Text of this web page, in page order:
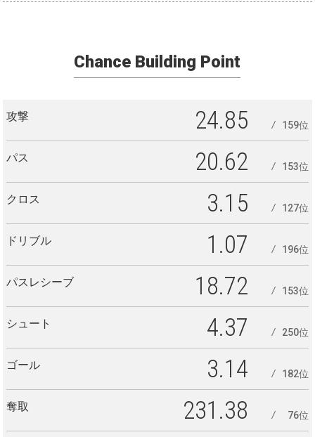
Chance Building Point
攻撃 24.85 159位
パス 20.62 153位
クロス 3.15 127位
ドリブル 1.07 196位
パスレシーブ 18.72 153位
シュート 4.37 250位
ゴール 3.14 182位
奪取 231.38 76位